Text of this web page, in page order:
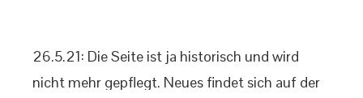
26.5.21: Die Seite ist ja historisch und wird
nicht mehr gepflegt. Neues findet sich auf der